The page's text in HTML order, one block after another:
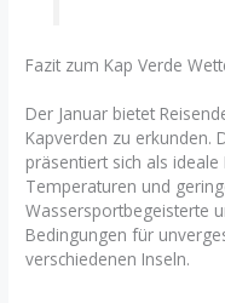
Fazit zum Kap Verde
Der Januar bietet
Kapverden zu erkunden.
präsentiert sich als
Temperaturen und
Wassersportbegeisterte
Bedingungen für
verschiedenen Inseln.